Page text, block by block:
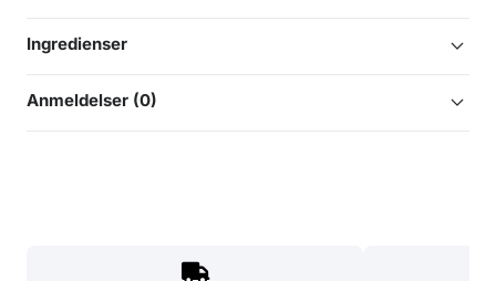
Ingredienser
Anmeldelser (0)